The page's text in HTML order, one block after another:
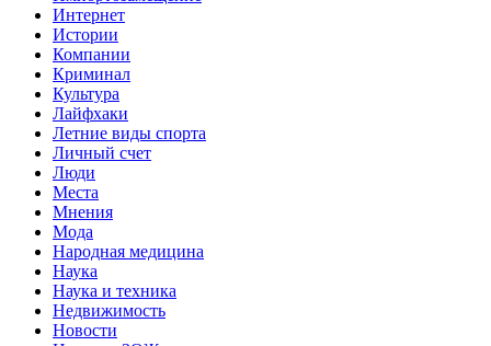
Интернет
Истории
Компании
Криминал
Культура
Лайфхаки
Летние виды спорта
Личный счет
Люди
Места
Мнения
Мода
Народная медицина
Наука
Наука и техника
Недвижимость
Новости